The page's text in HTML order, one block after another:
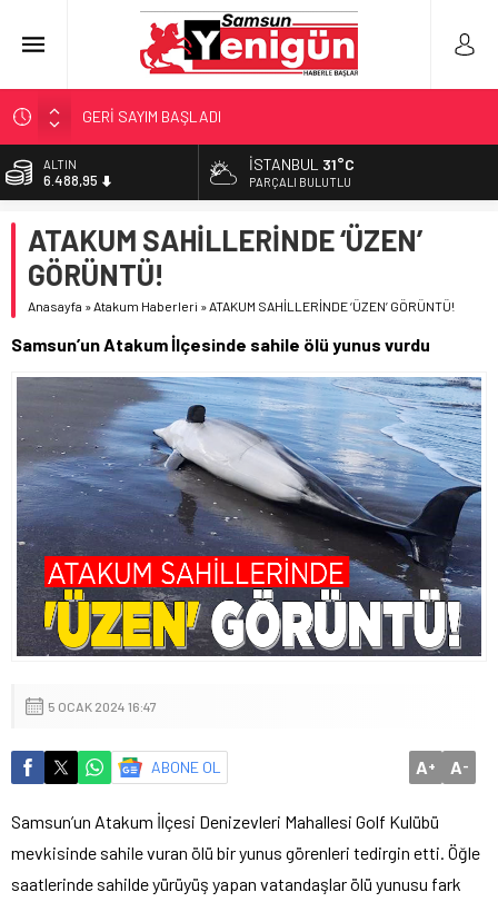
GERİ SAYIM BAŞLADI
SAMSUNSPOR’DA HEDEF 5’İNCİLİK!
‘BAFRA’YA YATIRIM YAPIN!’
YÖNETİCİ SEÇERKEN YAPILAN EN BÜYÜK HATALAR
ALTIN
6.488,95
13.798,82
DOLAR
47,5939
54,9646
İSTANBUL 31°C
PARÇALI BULUTLU
ATAKUM SAHİLLERİNDE ‘ÜZEN’
GÖRÜNTÜ!
Anasayfa »Atakum Haberleri »ATAKUM SAHİLLERİNDE ‘ÜZEN’ GÖRÜNTÜ!
Samsun’un Atakum İlçesinde sahile ölü yunus vurdu
5 OCAK 2024 16:47
ABONE OL A+ A-
Samsun’un Atakum İlçesi Denizevleri Mahallesi Golf Kulübü
mevkisinde sahile vuran ölü bir yunus görenleri tedirgin etti. Öğle
saatlerinde sahilde yürüyüş yapan vatandaşlar ölü yunusu fark